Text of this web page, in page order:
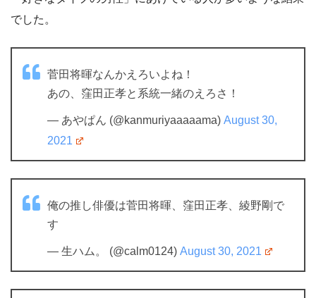
でした。
菅田将暉なんかえろいよね！
あの、窪田正孝と系統一緒のえろさ！
— あやぱん (@kanmuriyaaaaama) August 30,
2021
俺の推し俳優は菅田将暉、窪田正孝、綾野剛で
す
— 生ハム。 (@calm0124) August 30, 2021